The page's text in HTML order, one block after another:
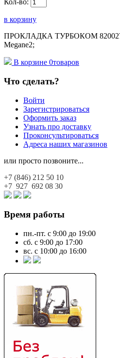
Кол-во:
в корзину
ПРОКЛАДКА ТУРБОКОМ
Megane2;
В корзине 0товаров
Что сделать?
Войти
Зарегистрироваться
Оформить заказ
Узнать про доставку
Проконсультироваться
Адреса наших магазинов
или просто позвоните...
+7 (846) 212 50 10
+7 927 692 08 30
Время работы
пн.-пт. с 9:00 до 19:00
сб. с 9:00 до 17:00
вс. с 10:00 до 16:00